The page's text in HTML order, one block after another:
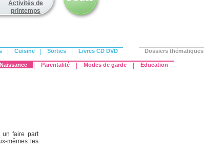
Activités de
printemps
Cuisine Sorties Livres CD DVD Dossiers thématiques
Parentalité Modes de garde Education
un faire part
mêmes les